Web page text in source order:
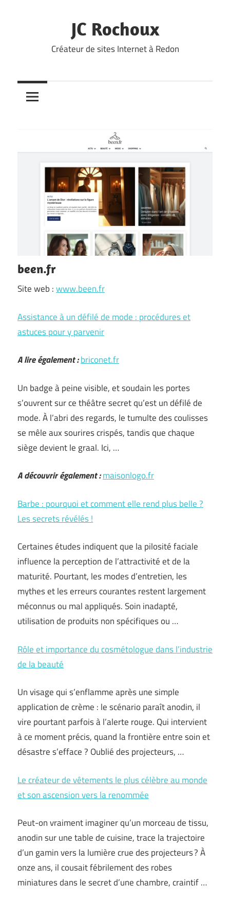
JC Rochoux
Créateur de sites Internet à Redon
been.fr
Site web :www.been.fr
Assistance à un défilé de mode : procédures et
astuces pour y parvenir
A lire également :briconet.fr
Un badge à peine visible, et soudain les portes
s’ouvrent sur ce théâtre secret qu’est un défilé de
mode. À l’abri des regards, le tumulte des coulisses
se mêle aux sourires crispés, tandis que chaque
siège devient le graal. Ici, …
A découvrir également :maisonlogo.fr
Barbe : pourquoi et comment elle rend plus belle ?
Les secrets révélés !
Certaines études indiquent que la pilosité faciale
influence la perception de l’attractivité et de la
maturité. Pourtant, les modes d’entretien, les
mythes et les erreurs courantes restent largement
méconnus ou mal appliqués. Soin inadapté,
utilisation de produits non spécifiques ou …
Rôle et importance du cosmétologue dans l’industrie
de la beauté
Un visage qui s’enflamme après une simple
application de crème : le scénario paraît anodin, il
vire pourtant parfois à l’alerte rouge. Qui intervient
à ce moment précis, quand la frontière entre soin et
désastre s’efface ? Oublié des projecteurs, …
Le créateur de vêtements le plus célèbre au monde
et son ascension vers la renommée
Peut-on vraiment imaginer qu’un morceau de tissu,
anodin sur une table de cuisine, trace la trajectoire
d’un gamin vers la lumière crue des projecteurs ? À
onze ans, il cousait fébrilement des robes
miniatures dans le secret d’une chambre, craintif …